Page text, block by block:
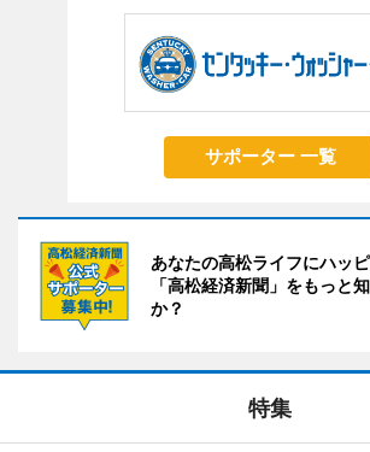
サポーター 一覧
あなたの高松ライフにハッ
「高松経済新聞」をもっと
か？
特集